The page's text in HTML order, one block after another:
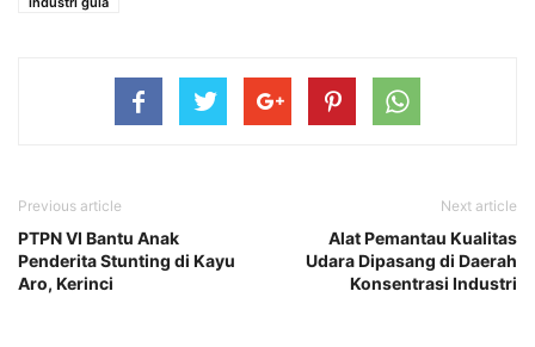
Previous article
PTPN VI Bantu Anak
Penderita Stunting di Kayu
Aro, Kerinci
Next article
Alat Pemantau Kualitas
Udara Dipasang di Daerah
Konsentrasi Industri